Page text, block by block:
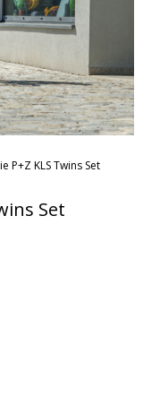
P+Z KLS Twins Set
Set